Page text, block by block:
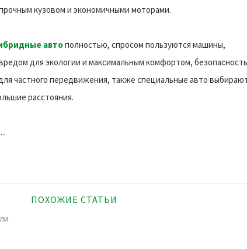
кузовом и экономичными моторами.
автополностью, спросом пользуются машины,
для экологии и максимальным комфортом,
частного передвижения, также специальные авто
расстояния.
ПОХОЖИЕ СТАТЬИ